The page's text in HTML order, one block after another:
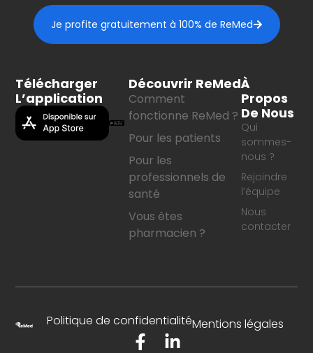
Je profite gratuitement à 100% de ReMed
Télécharger
L’application
Découvrir ReMed
Comment
fonctionne ReMed ?
Pour les patients
Pour les
professionnels de
santé
Vous êtes
pharmacien ?
À
Propos
De Nous
Qui
sommes-
nous ?
Rejoindre
l’équipe
Nous
contacter
Politique de confidentialitéMentions légales